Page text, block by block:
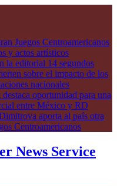
Juegos Centroamericanos
y actos artísticos
la editorial 14 segundos
sobre el impacto de los
nacionales
oportunidad para una
entre México y RD
aporta al país otra
Centroamericanos
News Service